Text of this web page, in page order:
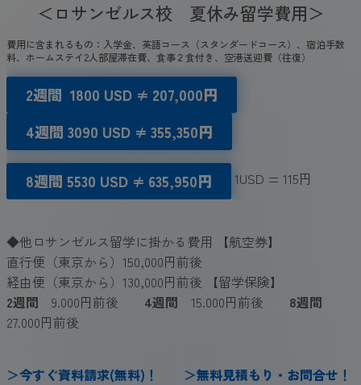
＜ロサンゼルス校 夏休み留学費用＞
費用に含まれるもの：入学金、英語コース（スタンダードコース）、宿泊手数
料、ホームステイ2人部屋滞在費、食事２食付き、空港送迎費（往復）
2週間 1800 USD≠ 207,000円
4週間 3090 USD ≠ 355,350円
8週間 5530 USD ≠ 635,950円 1USD = 115円
◆他ロサンゼルス留学に掛かる費用 【航空券】
直行便（東京から）150,000円前後
経由便（東京から）130,000円前後 【留学保険】
2週間 9.000円前後 4週間 15.000円前後
8週間
27.000円前後
＞今すぐ資料請求(無料) ！ ＞無料見積もり・お問合せ ！